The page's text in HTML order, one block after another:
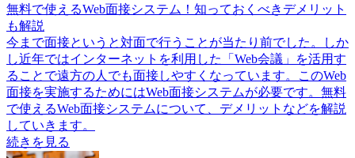
無料で使えるWeb面接システム！知っておくべきデメリット
も解説
今まで面接というと対面で行うことが当たり前でした。しか
し近年ではインターネットを利用した「Web会議」を活用す
ることで遠方の人でも面接しやすくなっています。このWeb
面接を実施するためにはWeb面接システムが必要です。無料
で使えるWeb面接システムについて、デメリットなどを解説
していきます。
続きを見る